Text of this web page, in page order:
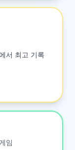
서 최고 기록
임